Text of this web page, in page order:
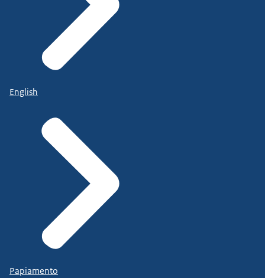
English
Papiamento